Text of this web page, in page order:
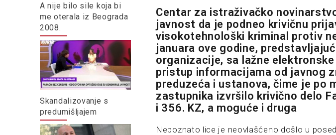
A nije bilo sile koja bi
me oterala iz Beograda
2008.
Skandalizovanje s
predumišljajem
Centar za istraživačko
javnost da je podneo krivičnu
visokotehnološki kriminal protiv
januara ove godine,
organizacije, sa lažne
pristup informacijama od javnog
preduzeća i ustanova, čime je po
zastupnika izvršilo krivično delo
i 356. KZ, a moguće i druga
Nepoznato lice je neovlašćeno došlo u